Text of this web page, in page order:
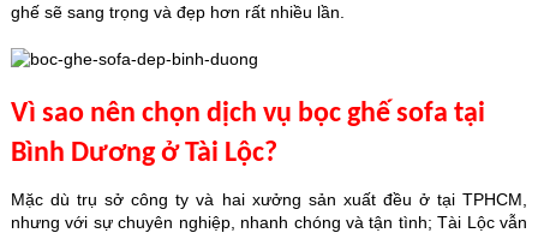
ghế sẽ sang trọng và đẹp hơn rất nhiều lần.
Vì sao nên chọn dịch vụ bọc ghế sofa tại
Bình Dương ở Tài Lộc?
Mặc dù trụ sở công ty và hai xưởng sản xuất đều ở tại TPHCM,
nhưng với sự chuyên nghiệp, nhanh chóng và tận tình; Tài Lộc vẫn